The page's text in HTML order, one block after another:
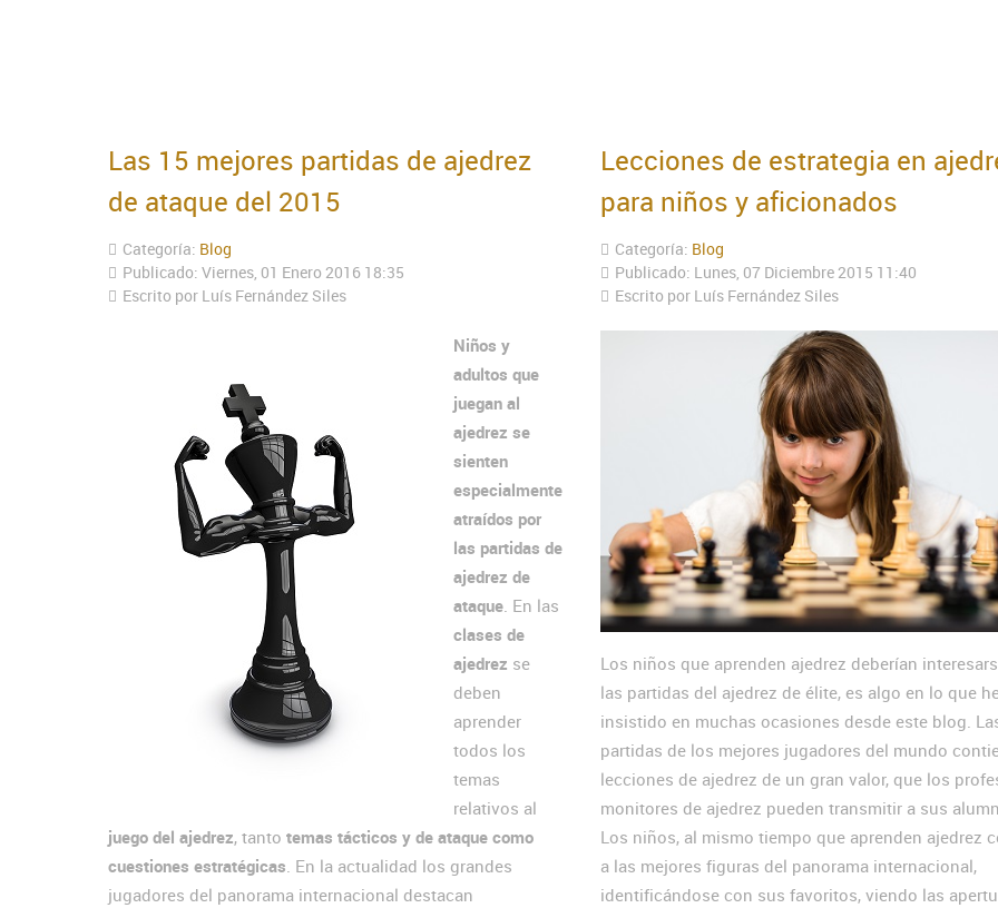
Las 15 mejores partidas de ajedrez
de ataque del 2015
Categoría: Blog
Publicado: Viernes, 01 Enero 2016 18:35
Escrito por Luís Fernández Siles
Niños y
adultos que
juegan al
ajedrez se
sienten
especialmente
atraídos por
las partidas de
ajedrez de
ataque . En las
clases de
ajedrez se
deben
aprender
todos los
temas
relativos al
juego del ajedrez, tanto temas tácticos y de ataque como
cuestiones estratégicas . En la actualidad los grandes
jugadores del panorama internacional destacan
Lecciones de estrategia en
para niños y aficionados
Categoría: Blog
Publicado: Lunes, 07 Diciembre 2015 11:40
Escrito por Luís Fernández Siles
Los niños que aprenden ajedrez deberían
las partidas del ajedrez de élite, es algo en lo que
insistido en muchas ocasiones desde este blog.
partidas de los mejores jugadores del mundo
lecciones de ajedrez de un gran valor, que los
monitores de ajedrez pueden transmitir a sus
Los niños, al mismo tiempo que aprenden ajedrez
a las mejores figuras del panorama internacional,
identificándose con sus favoritos, viendo las